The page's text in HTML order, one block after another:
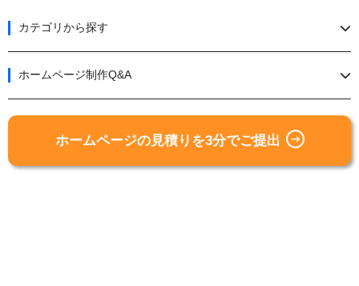
カテゴリから探す
ホームページ制作Q&A
ホームページの見積りを3分でご提出